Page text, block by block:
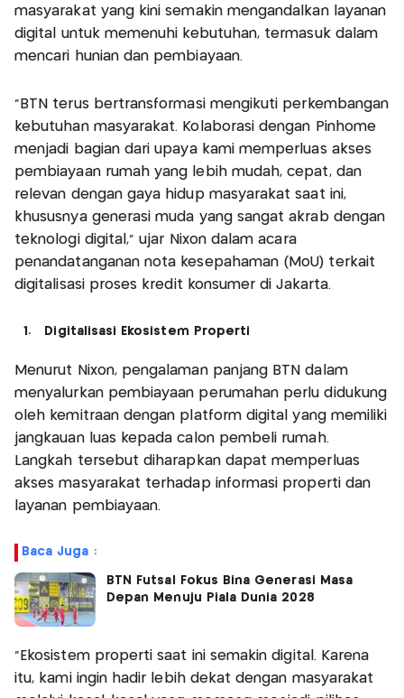
masyarakat yang kini semakin mengandalkan layanan
digital untuk memenuhi kebutuhan, termasuk dalam
mencari hunian dan pembiayaan.
"BTN terus bertransformasi mengikuti perkembangan
kebutuhan masyarakat. Kolaborasi dengan Pinhome
menjadi bagian dari upaya kami memperluas akses
pembiayaan rumah yang lebih mudah, cepat, dan
relevan dengan gaya hidup masyarakat saat ini,
khususnya generasi muda yang sangat akrab dengan
teknologi digital," ujar Nixon dalam acara
penandatanganan nota kesepahaman (MoU) terkait
digitalisasi proses kredit konsumer di Jakarta.
1. Digitalisasi Ekosistem Properti
Menurut Nixon, pengalaman panjang BTN dalam
menyalurkan pembiayaan perumahan perlu didukung
oleh kemitraan dengan platform digital yang memiliki
jangkauan luas kepada calon pembeli rumah.
Langkah tersebut diharapkan dapat memperluas
akses masyarakat terhadap informasi properti dan
layanan pembiayaan.
Baca Juga :
BTN Futsal Fokus Bina Generasi Masa
Depan Menuju Piala Dunia 2028
"Ekosistem properti saat ini semakin digital. Karena
itu, kami ingin hadir lebih dekat dengan masyarakat